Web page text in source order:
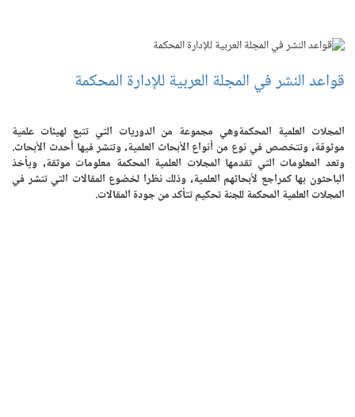
قواعد النشر في المجلة العربية للإدارة المحكمة
المجلات العلمية المحكمةوهي مجموعة من الدوريات التي تتبع لهيئات علمية
موثوقة، وتتخصص في نوع من أنواع الأبحاث العلمية، وتنشر فيها أحدث الأبحاث.
وتعد المعلومات التي تقدمها المجلات العلمية المحكمة معلومات موثقة، ويأخذ
الباحثون بها كمراجع لأبحاثهم العلمية، وذلك نظرا لخضوع المقالات التي تنشر في
المجلات العلمية المحكمة للجنة تحكيم تتأكد من جودة المقالات.